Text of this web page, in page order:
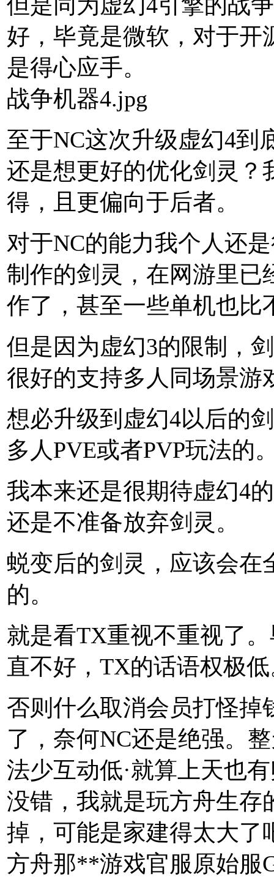
好，毕竟是微软，对于开
是得心应手。
战争机器4.jpg
至于NC这次升级虚幻4到
还是想更好的优化剑灵？
得，且更偏向于后者。
对于NC的能力我个人还
制作的剑灵，在网游里已
作了，甚至一些单机也比
但是因为虚幻3的限制，
很好的支持多人同场景游
想必升级到虚幻4以后的
多人PVE或者PVP玩法的
我本来还是很期待虚幻4
还是不准备放弃剑灵。
蜕变后的剑灵，应该会在
的。
就是看TX重视不重视了
直不好，TX的话语权极
否则什么取消会员打怪掉
了，奈何NC还是绝强。
法少互动低·就算上天也
没错，我就是玩方舟生存
掉，可能是家建得太大了
方舟那**游戏官服原始服